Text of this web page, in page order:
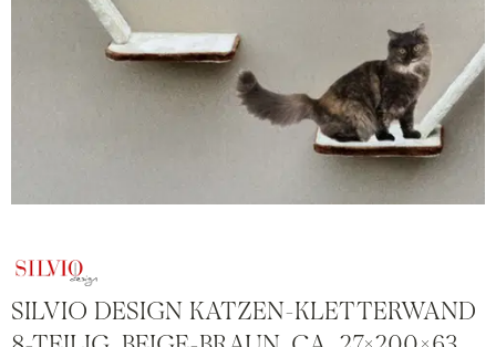
SILVIO DESIGN KATZEN-KLETTERWAND